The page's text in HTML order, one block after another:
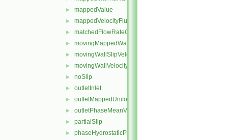
► mappedValue
► mappedVelocityFlux
► matchedFlowRateOutletVelocity
► movingMappedWallVelocity
► movingWallSlipVelocity
► movingWallVelocity
► noSlip
► outletInlet
► outletMappedUniformInlet
► outletPhaseMeanVelocity
► partialSlip
► phaseHydrostaticPressure